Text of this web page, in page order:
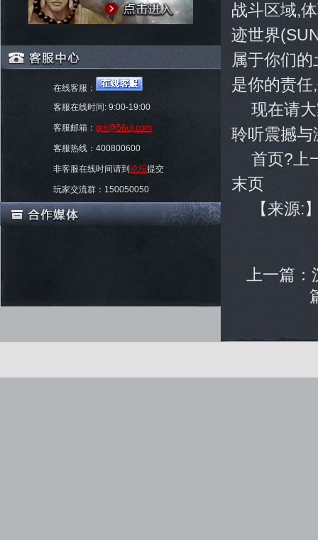
在线客服：
客服在线时间: 9:00-19:00
客服邮箱： gm@56uj.com
客服热线：400800600
非客服在线时间请到 论坛提交
玩家交流群：150050050
战斗区域,
迹世界
属于你们
是你的责
现在请
聆听震撼与
首页?上
末页
【来源:
上一篇：